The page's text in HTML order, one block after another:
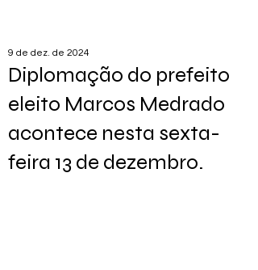
Diplomação do prefeito
eleito Marcos Medrado
acontece nesta sexta-
feira 13 de dezembro.
9 de dez. de 2024